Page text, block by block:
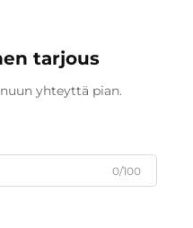
tarjous
yhteyttä pian.
0/100